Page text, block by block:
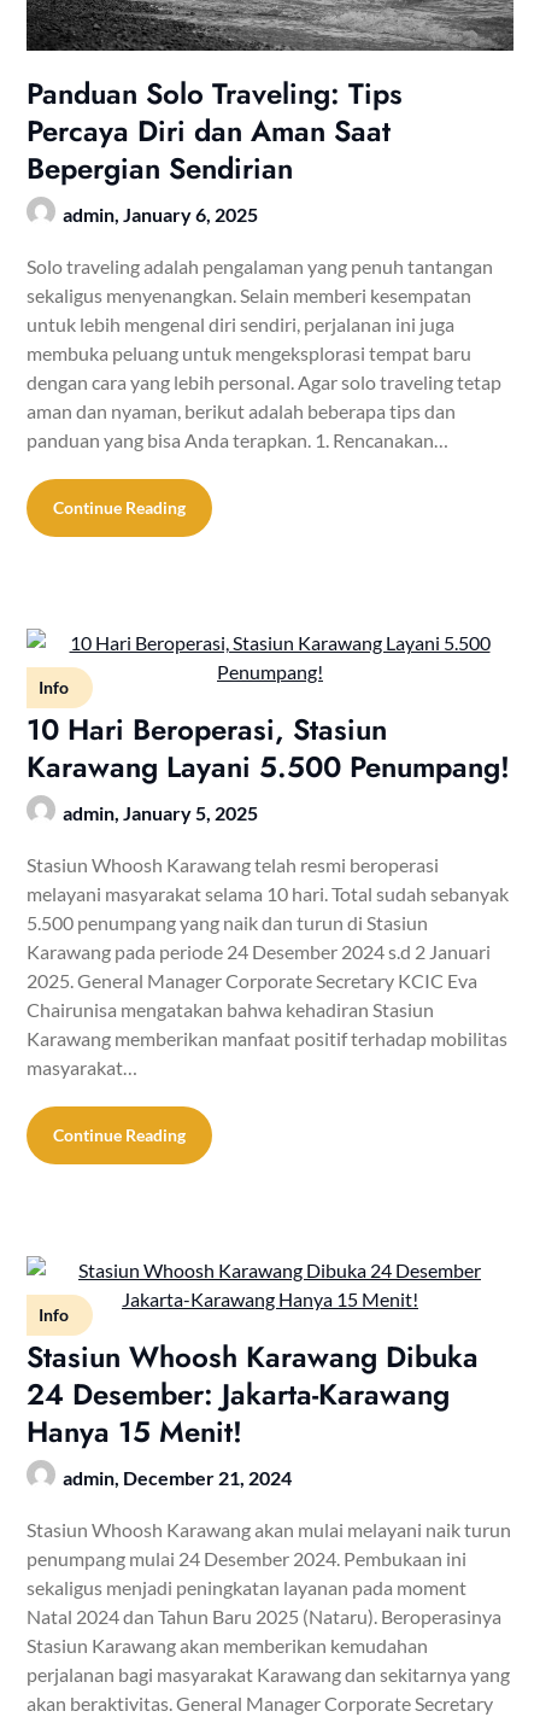
Panduan Solo Traveling: Tips
Percaya Diri dan Aman Saat
Bepergian Sendirian
admin,January 6, 2025
Solo traveling adalah pengalaman yang penuh tantangan
sekaligus menyenangkan. Selain memberi kesempatan
untuk lebih mengenal diri sendiri, perjalanan ini juga
membuka peluang untuk mengeksplorasi tempat baru
dengan cara yang lebih personal. Agar solo traveling tetap
aman dan nyaman, berikut adalah beberapa tips dan
panduan yang bisa Anda terapkan. 1. Rencanakan…
Continue Reading
Info
10 Hari Beroperasi, Stasiun
Karawang Layani 5.500 Penumpang!
admin,January 5, 2025
Stasiun Whoosh Karawang telah resmi beroperasi
melayani masyarakat selama 10 hari. Total sudah sebanyak
5.500 penumpang yang naik dan turun di Stasiun
Karawang pada periode 24 Desember 2024 s.d 2 Januari
2025. General Manager Corporate Secretary KCIC Eva
Chairunisa mengatakan bahwa kehadiran Stasiun
Karawang memberikan manfaat positif terhadap mobilitas
masyarakat…
Continue Reading
Info
Stasiun Whoosh Karawang Dibuka
24 Desember: Jakarta-Karawang
Hanya 15 Menit!
admin, December 21, 2024
Stasiun Whoosh Karawang akan mulai melayani naik turun
penumpang mulai 24 Desember 2024. Pembukaan ini
sekaligus menjadi peningkatan layanan pada moment
Natal 2024 dan Tahun Baru 2025 (Nataru). Beroperasinya
Stasiun Karawang akan memberikan kemudahan
perjalanan bagi masyarakat Karawang dan sekitarnya yang
akan beraktivitas. General Manager Corporate Secretary